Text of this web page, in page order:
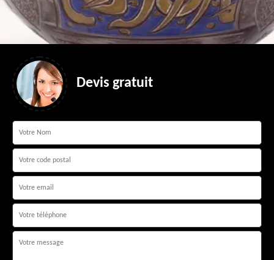
Devis gratuit